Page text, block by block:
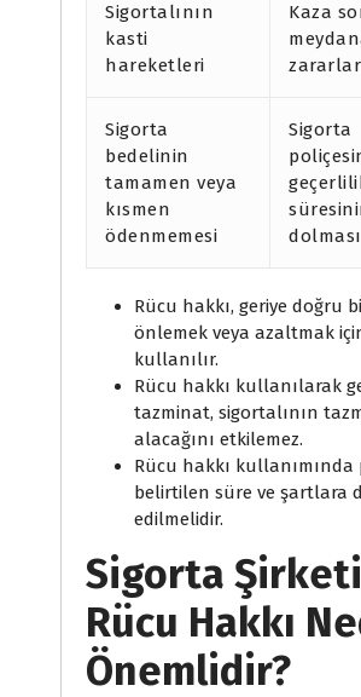
Sigortalının
kasti
hareketleri
Kaza
zararlar
Sigorta
bedelinin
tamamen veya
kısmen
ödenmemesi
Sigorta
dolması
Rücu hakkı, geriye doğru
önlemek veya azaltmak
kullanılır.
Rücu hakkı kullanılarak
tazminat, sigortalının
alacağını etkilemez.
Rücu hakkı kullanımında
belirtilen süre ve şartlara
edilmelidir.
Sigorta
Rücu Hakkı
Önemlidir?